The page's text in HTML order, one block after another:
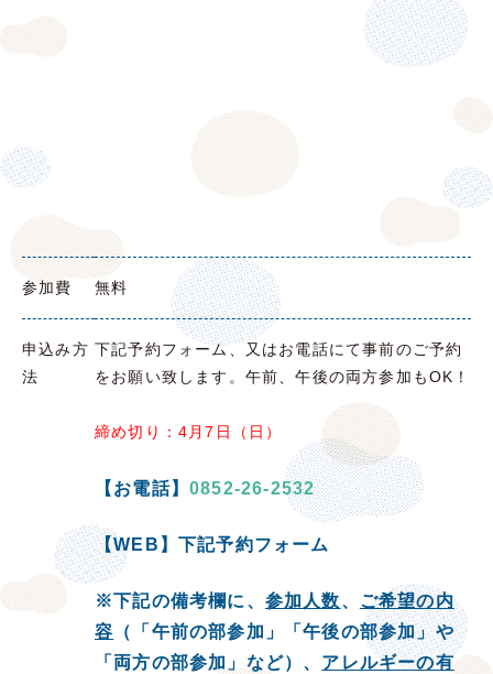
参加費 無料
申込み方
法
下記予約フォーム、又はお電話にて事前のご予約
をお願い致します。 午前、午後の両方参加もOK！
締め切り：4月7日（日）
【お電話】 0852-26-2532
【WEB】下記予約フォーム
※下記の備考欄に、 参加人数、 ご希望の内
容 （
「午前の部参加」「午後の部参加」や
「両方の部参加」 など）、 アレルギーの有